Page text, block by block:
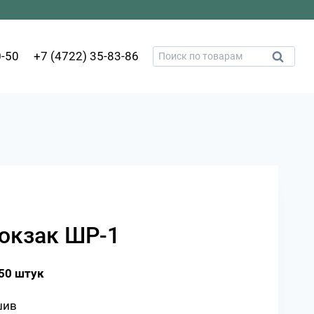
50 +7 (4722) 35-83-86 Искать: Поиск
ШР-1
штук